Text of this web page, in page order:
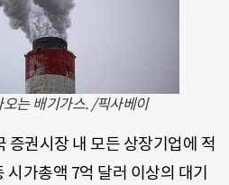
는 배기가스. /픽사베이
증권시장 내 모든 상장기업에 적
가총액 7억 달러 이상의 대기